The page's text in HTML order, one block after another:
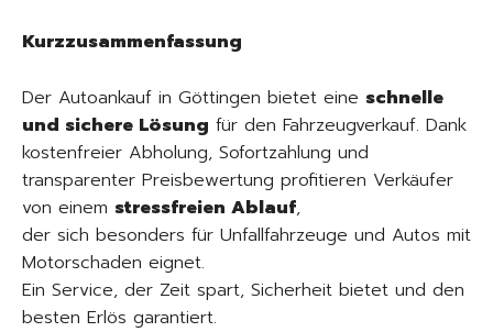
Kurzzusammenfassung
Der Autoankauf in Göttingen bietet eine schnelle
und sichere Lösung für den Fahrzeugverkauf. Dank
kostenfreier Abholung, Sofortzahlung und
transparenter Preisbewertung profitieren Verkäufer
von einem stressfreien Ablauf,
der sich besonders für Unfallfahrzeuge und Autos mit
Motorschaden eignet.
Ein Service, der Zeit spart, Sicherheit bietet und den
besten Erlös garantiert.